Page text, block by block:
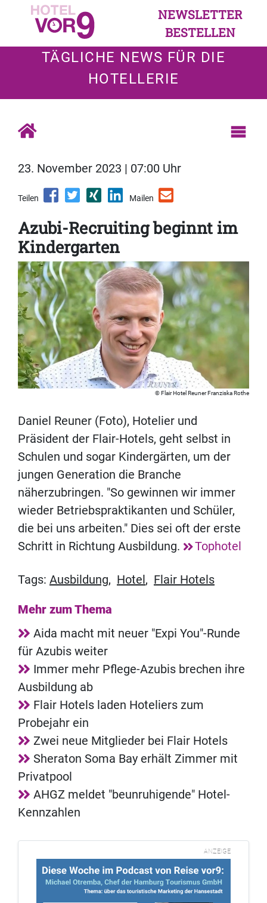
NEWSLETTER
BESTELLEN
TÄGLICHE NEWS FÜR DIE
HOTELLERIE
23. November 2023 | 07:00 Uhr
Teilen Mailen
Azubi-Recruiting beginnt im
Kindergarten
Flair Hotel Reuner Franziska Rothe
Daniel Reuner (Foto), Hotelier und
Präsident der Flair-Hotels, geht selbst in
Schulen und sogar Kindergärten, um der
jungen Generation die Branche
näherzubringen. "So gewinnen wir immer
wieder Betriebspraktikanten und Schüler,
die bei uns arbeiten." Dies sei oft der erste
Schritt in Richtung Ausbildung.
Tophotel
Tags: Ausbildung, Hotel, Flair Hotels
Mehr zum Thema
Aida macht mit neuer "Expi You"-Runde
für Azubis weiter
Immer mehr Pflege-Azubis brechen ihre
Ausbildung ab
Flair Hotels laden Hoteliers zum
Probejahr ein
Zwei neue Mitglieder bei Flair Hotels
Sheraton Soma Bay erhält Zimmer mit
Privatpool
AHGZ meldet "beunruhigende" Hotel-
Kennzahlen
ANZEIGE